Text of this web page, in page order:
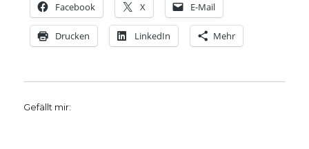
Facebook X E-Mail
Drucken LinkedIn Mehr
Gefällt mir: